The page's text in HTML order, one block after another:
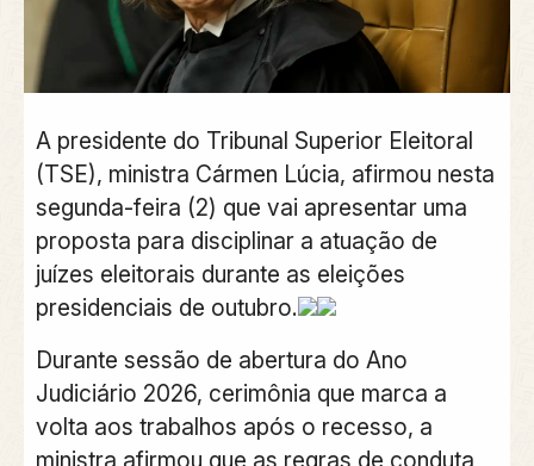
A presidente do Tribunal Superior Eleitoral
(TSE), ministra Cármen Lúcia, afirmou nesta
segunda-feira (2) que vai apresentar uma
proposta para disciplinar a atuação de
juízes eleitorais durante as eleições
presidenciais de outubro.
Durante sessão de abertura do Ano
Judiciário 2026, cerimônia que marca a
volta aos trabalhos após o recesso, a
ministra afirmou que as regras de conduta